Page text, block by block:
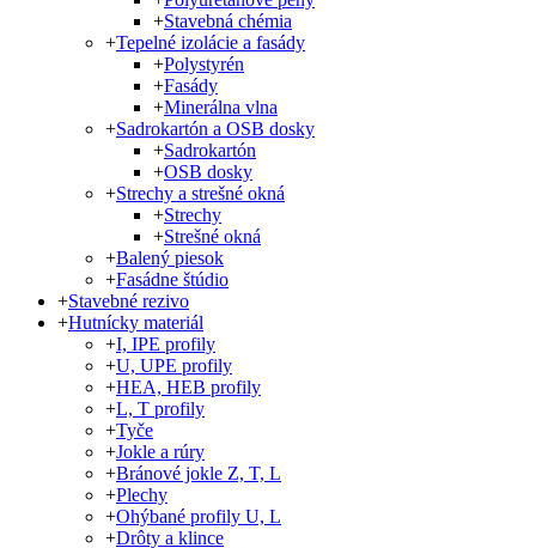
+Stavebná chémia
+Tepelné izolácie a fasády
+Polystyrén
+Fasády
+Minerálna vlna
+Sadrokartón a OSB dosky
+Sadrokartón
+OSB dosky
+Strechy a strešné okná
+Strechy
+Strešné okná
+Balený piesok
+Fasádne štúdio
+Stavebné rezivo
+Hutnícky materiál
+I, IPE profily
+U, UPE profily
+HEA, HEB profily
+L, T profily
+Tyče
+Jokle a rúry
+Bránové jokle Z, T, L
+Plechy
+Ohýbané profily U, L
+Drôty a klince